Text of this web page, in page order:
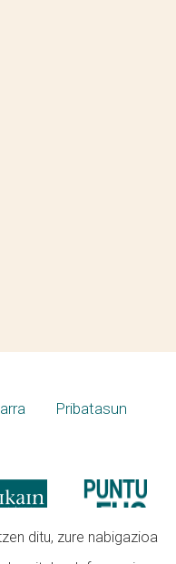
Pribatasun
ditu, zure nabigazioa